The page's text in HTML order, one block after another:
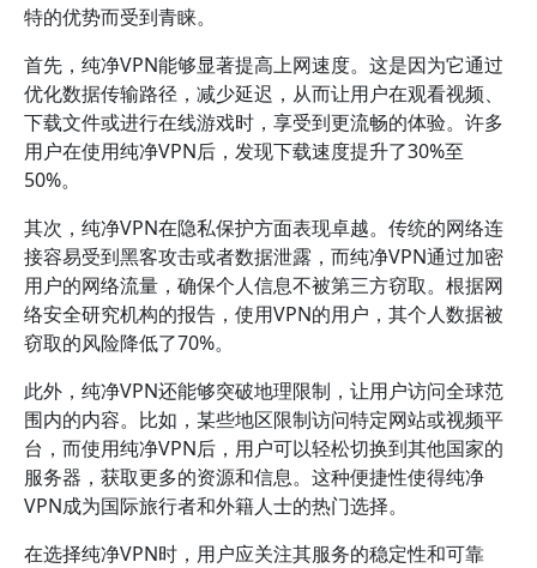
特的优势而受到青睐。
首先，纯净VPN能够显著提高上网速度。这是因为它通过
优化数据传输路径，减少延迟，从而让用户在观看视频、
下载文件或进行在线游戏时，享受到更流畅的体验。许多
用户在使用纯净VPN后，发现下载速度提升了30%至
50%。
其次，纯净VPN在隐私保护方面表现卓越。传统的网络连
接容易受到黑客攻击或者数据泄露，而纯净VPN通过加密
用户的网络流量，确保个人信息不被第三方窃取。根据网
络安全研究机构的报告，使用VPN的用户，其个人数据被
窃取的风险降低了70%。
此外，纯净VPN还能够突破地理限制，让用户访问全球范
围内的内容。比如，某些地区限制访问特定网站或视频平
台，而使用纯净VPN后，用户可以轻松切换到其他国家的
服务器，获取更多的资源和信息。这种便捷性使得纯净
VPN成为国际旅行者和外籍人士的热门选择。
在选择纯净VPN时，用户应关注其服务的稳定性和可靠